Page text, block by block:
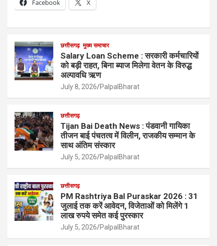
Facebook X
छत्तीसगढ़ मुख्य समाचार
Salary Loan Scheme : सरकारी कर्मचारियों
को बड़ी राहत, बिना ब्याज मिलेगा वेतन के विरुद्ध
अल्पावधि ऋण
July 8, 2026 PalpalBharat
छत्तीसगढ़
Tijan Bai Death News : पंडवानी गायिका
तीजन बाई पंचतत्व में विलीन, राजकीय सम्मान के
साथ अंतिम संस्कार
July 5, 2026 PalpalBharat
छत्तीसगढ़
PM Rashtriya Bal Puraskar 2026 : 31
जुलाई तक करें आवेदन, विजेताओं को मिलेंगे 1
लाख रुपये समेत कई पुरस्कार
July 5, 2026 PalpalBharat